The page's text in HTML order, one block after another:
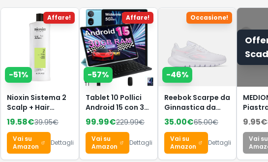
Affare!
-51%
Nioxin Sistema 2
Scalp + Hair
Shampoo -
Shampoo
Fortificante per
Capelli Naturali
con
19.58€39.95€
Vai su
Amazon
Dettagli
Affare!
-57%
Tablet 10 Pollici
Android 15 con 30
GB RAM+2TB ROM
Espansione,
Widevine L1
99.99€229.99€
Vai su
Amazon
Dettagli
Occasione!
-46%
Reebok Scarpe da
Ginnastica da
Donna, Split Flex
Ftwr
White/Frosted
Berry, 38 EU, Ftwr
White Frosted
35.00€65.00€
Vai su
Amazon
Dettagli
con
9.95€
Vai su